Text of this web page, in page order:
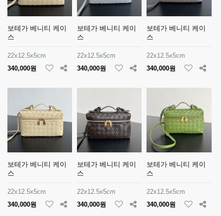
보테가 베니티 케이
스
22x12.5x5cm
340,000원
보테가 베니티 케이
스
22x12.5x5cm
340,000원
보테가 베니티 케이
스
22x12.5x5cm
340,000원
보테가 베니티 케이
스
22x12.5x5cm
340,000원
보테가 베니티 케이
스
22x12.5x5cm
340,000원
보테가 베니티 케이
스
22x12.5x5cm
340,000원